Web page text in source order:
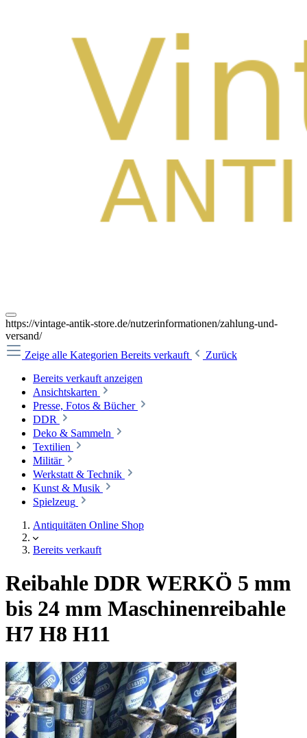
https://vintage-antik-store.de/nutzerinformationen/zahlung-und-
versand/
Zeige alle Kategorien Bereits verkauft
Zurück
Bereits verkauft anzeigen
Ansichtskarten
Presse, Fotos & Bücher
DDR
Deko & Sammeln
Textilien
Militär
Werkstatt & Technik
Kunst & Musik
Spielzeug
Antiquitäten Online Shop
Bereits verkauft
Reibahle DDR WERKÖ 5 mm
bis 24 mm Maschinenreibahle
H7 H8 H11